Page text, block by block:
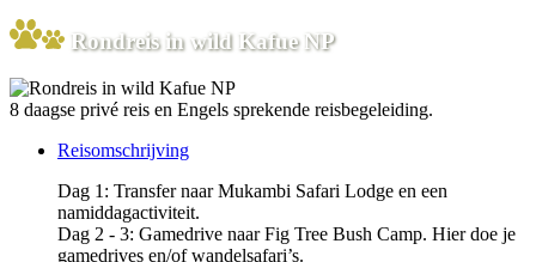
Rondreis in wild Kafue NP
8 daagse privé reis en Engels sprekende reisbegeleiding.
Reisomschrijving
Dag 1: Transfer naar Mukambi Safari Lodge en een
namiddagactiviteit.
Dag 2 - 3: Gamedrive naar Fig Tree Bush Camp. Hier doe je
gamedrives en/of wandelsafari’s.